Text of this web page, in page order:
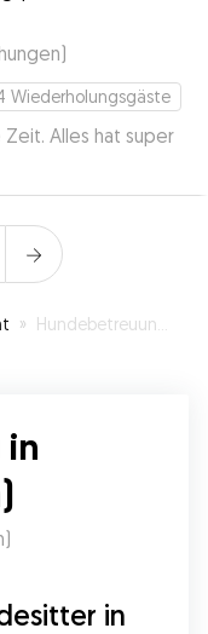
)
Wiederholungsgäste
Alles hat super
» Hundebetreuung in Tiergarten (Berlin)
)
in